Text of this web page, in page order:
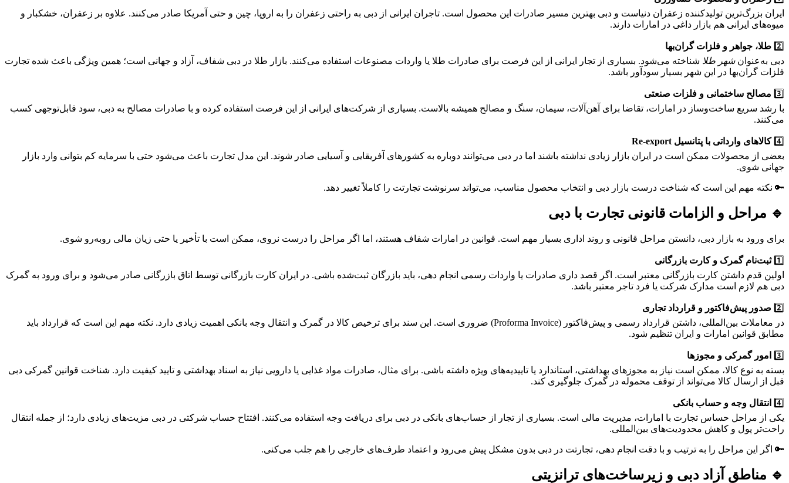
ایران بزرگ‌ترین تولیدکننده زعفران دنیاست و دبی بهترین مسیر صادرات این محصول است. تاجران ایرانی از دبی به راحتی زعفران را به اروپا، چین و حتی آمریکا صادر می‌کنند. علاوه بر زعفران، خشکبار و
میوه‌های ایرانی هم بازار داغی در امارات دارند.
2️⃣ طلا، جواهر و فلزات گران‌بها
دبی به‌عنوانشهر طلا شناخته می‌شود. بسیاری از تجار ایرانی از این فرصت برای صادرات طلا یا واردات مصنوعات استفاده می‌کنند. بازار طلا در دبی شفاف، آزاد و جهانی است؛ همین ویژگی باعث شده تجارت
فلزات گران‌بها در این شهر بسیار سودآور باشد.
3️⃣ مصالح ساختمانی و فلزات صنعتی
با رشد سریع ساخت‌وساز در امارات، تقاضا برای آهن‌آلات، سیمان، سنگ و مصالح همیشه بالاست. بسیاری از شرکت‌های ایرانی از این فرصت استفاده کرده و با صادرات مصالح به دبی، سود قابل‌توجهی کسب
می‌کنند.
4️⃣ کالاهای وارداتی با پتانسیل Re-export
بعضی از محصولات ممکن است در ایران بازار زیادی نداشته باشند اما در دبی می‌توانند دوباره به کشورهای آفریقایی و آسیایی صادر شوند. این مدل تجارت باعث می‌شود حتی با سرمایه کم بتوانی وارد بازار
جهانی شوی.
🔑 نکته مهم این است که شناخت درست بازار دبی و انتخاب محصول مناسب، می‌تواند سرنوشت تجارتت را کاملاً تغییر دهد.
🔹 مراحل و الزامات قانونی تجارت با دبی
برای ورود به بازار دبی، دانستن مراحل قانونی و روند اداری بسیار مهم است. قوانین در امارات شفاف هستند، اما اگر مراحل را درست نروی، ممکن است با تأخیر یا حتی زیان مالی روبه‌رو شوی.
1️⃣ ثبت‌نام گمرک و کارت بازرگانی
اولین قدم داشتن کارت بازرگانی معتبر است. اگر قصد داری صادرات یا واردات رسمی انجام دهی، باید بازرگان ثبت‌شده باشی. در ایران کارت بازرگانی توسط اتاق بازرگانی صادر می‌شود و برای ورود به گمرک
دبی هم لازم است مدارک شرکت یا فرد تاجر معتبر باشد.
2️⃣ صدور پیش‌فاکتور و قرارداد تجاری
در معاملات بین‌المللی، داشتن قرارداد رسمی و پیش‌فاکتور (Proforma Invoice) ضروری است. این سند برای ترخیص کالا در گمرک و انتقال وجه بانکی اهمیت زیادی دارد. نکته مهم این است که قرارداد باید
مطابق قوانین امارات و ایران تنظیم شود.
3️⃣
امور گمرکی و مجوزها
بسته به نوع کالا، ممکن است نیاز به مجوزهای بهداشتی، استاندارد یا تاییدیه‌های ویژه داشته باشی. برای مثال، صادرات مواد غذایی یا دارویی نیاز به اسناد بهداشتی و تایید کیفیت دارد. شناخت قوانین گمرکی دبی
قبل از ارسال کالا می‌تواند از توقف محموله در گمرک جلوگیری کند.
4️⃣
انتقال وجه و حساب بانکی
یکی از مراحل حساس تجارت با امارات، مدیریت مالی است. بسیاری از تجار از حساب‌های بانکی در دبی برای دریافت وجه استفاده می‌کنند. افتتاح حساب شرکتی در دبی مزیت‌های زیادی دارد؛ از جمله انتقال
راحت‌تر پول و کاهش محدودیت‌های بین‌المللی.
🔑 اگر این مراحل را به ترتیب و با دقت انجام دهی، تجارتت در دبی بدون مشکل پیش می‌رود و اعتماد طرف‌های خارجی را هم جلب می‌کنی.
🔹 مناطق آزاد دبی و زیرساخت‌های ترانزیتی